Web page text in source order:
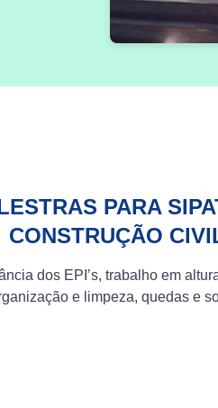
PARA
CONSTRUÇÃO
dos EPI’s, trabalho em
e limpeza, quedas e